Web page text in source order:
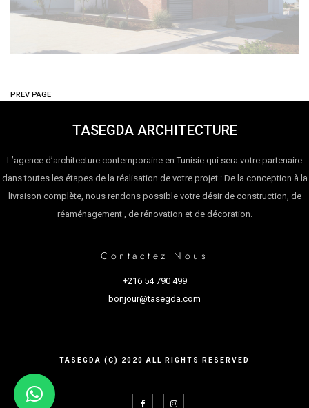
PREV PAGE
TASEGDA ARCHITECTURE
L’agence d’architecture contemporaine en Tunisie qui sera votre partenaire
dans toutes les étapes de la réalisation de votre projet : De la conception à la
livraison complète, nous rendons possible votre désir de construction, de
réaménagement , de rénovation et de décoration.
Contactez Nous
+216 54 790 499
bonjour@tasegda.com
TASEGDA (C) 2020 ALL RIGHTS RESERVED